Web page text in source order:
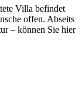
Villa befindet
offen. Abseits
– können Sie hier